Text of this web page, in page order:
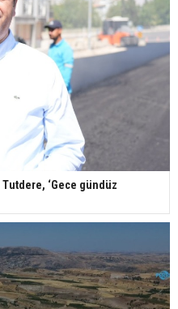
Tutdere, ‘Gece gündüz